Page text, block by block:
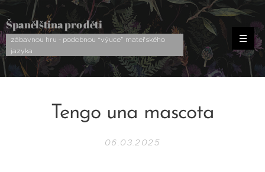
Španělština pro děti
zábavnou hru - podobnou “výuce” mateřského
jazyka
Tengo una mascota
06.03.2025